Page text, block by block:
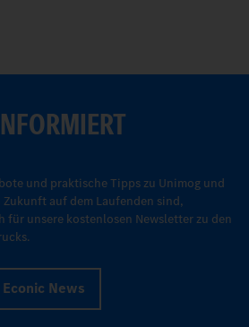
und praktische Tipps zu Unimog und
auf dem Laufenden sind,
für unsere kostenlosen Newsletter zu den
Econic News